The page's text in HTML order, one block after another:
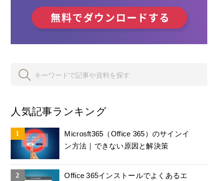
人気記事ランキング
Microsft365（Office 365）のサインイ
ン方法｜できない原因と解決策
Office 365インストールでよくあるエ